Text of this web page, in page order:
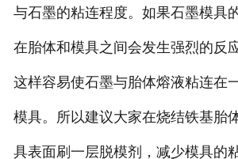
与石墨的粘连程度。如果石墨模具
在胎体和模具之间会发生强烈的反
这样容易使石墨与胎体熔液粘连在
模具。所以建议大家在烧结铁基胎
具表面刷一层脱模剂，减少模具的